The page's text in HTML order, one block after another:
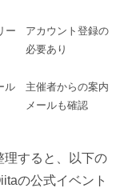
ー
アカウント登録の
必要あり
ル
主催者からの案内
メールも確認
理すると、以下の
の公式イベント